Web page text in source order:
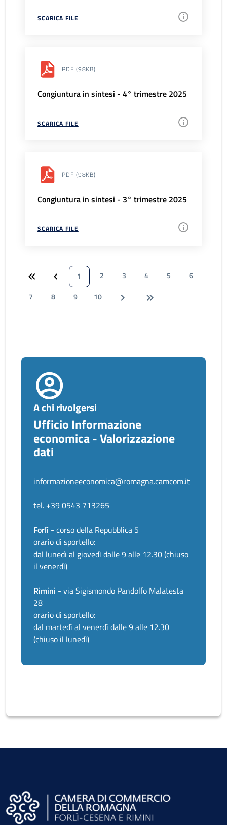
SCARICA FILE
PDF (98KB)
Congiuntura in sintesi - 4° trimestre 2025
SCARICA FILE
PDF (98KB)
Congiuntura in sintesi - 3° trimestre 2025
SCARICA FILE
1 2 3 4 5
6
7
8 9 10
A chi rivolgersi
Ufficio Informazione
economica - Valorizzazione
dati
informazioneeconomica@romagna.camcom.it
tel. +39 0543 713265
Forlì - corso della Repubblica 5
orario di sportello:
dal lunedì al giovedì dalle 9 alle 12.30 (chiuso
il venerdì)
Rimini - via Sigismondo Pandolfo Malatesta
28
orario di sportello:
dal martedì al venerdì dalle 9 alle 12.30
(chiuso il lunedì)